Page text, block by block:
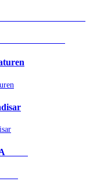
⠀⠀⠀⠀⠀⠀⠀⠀⠀⠀⠀⠀⠀
⠀⠀⠀